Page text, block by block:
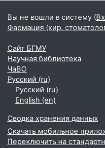
Вы не вошли в систему (
Фармация (хир.
Сайт БГМУ
Научная библиотека
ЧаВО
Русский ‎(ru)‎
Русский ‎(ru)‎
English ‎(en)‎
Сводка хранения данных
Скачать мобильное
Переключить на